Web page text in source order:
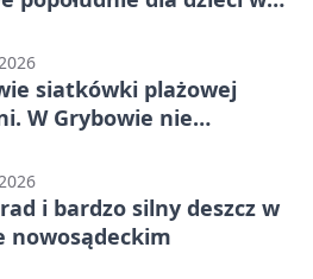
siatkówki plażowej
W Grybowie nie
i bardzo silny deszcz w
nowosądeckim